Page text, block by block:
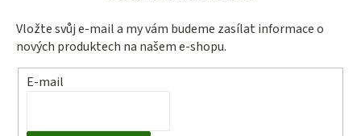
Vložte svůj e-mail a my vám budeme zasílat informace o
nových produktech na našem e-shopu.
E-mail